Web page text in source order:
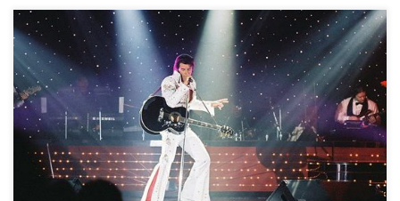
Elvis murió cuando yo no había cumplido tres años. Mi familia me
recuerda bailando frenéticamente frente al televisor durante la
emisión de alguna de sus películas. El viernes pasado me
sorprendí a mí mismo algo nervioso a la puerta del teatro para ver
a un imitador del Rey, probablemente el mejor […]